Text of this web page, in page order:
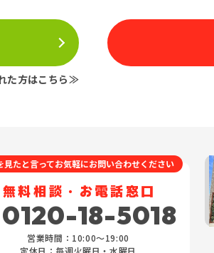
た方はこちら≫
見たと言ってお気軽にお問い合わせください
無料相談・お電話窓口
0120-18-5018
営業時間：10:00〜19:00